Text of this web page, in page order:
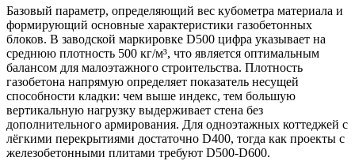
Базовый параметр, определяющий вес кубометра материала и
формирующий основные характеристики газобетонных
блоков. В заводской маркировке D500 цифра указывает на
среднюю плотность 500 кг/м³, что является оптимальным
балансом для малоэтажного строительства. Плотность
газобетона напрямую определяет показатель несущей
способности кладки: чем выше индекс, тем большую
вертикальную нагрузку выдерживает стена без
дополнительного армирования. Для одноэтажных коттеджей с
лёгкими перекрытиями достаточно D400, тогда как проекты с
железобетонными плитами требуют D500-D600.